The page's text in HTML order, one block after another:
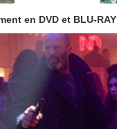
en DVD et BLU-RAY